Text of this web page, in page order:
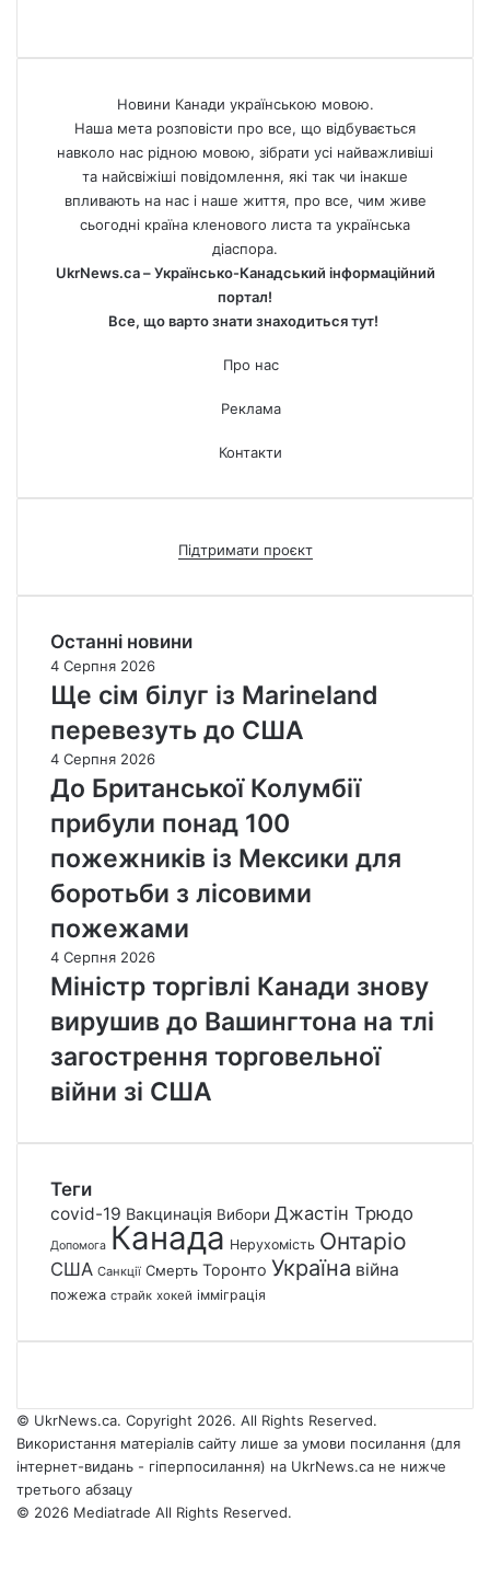
Новини Канади українською мовою.
Наша мета розповісти про все, що відбувається
навколо нас рідною мовою, зібрати усі найважливіші
та найсвіжіші повідомлення, які так чи інакше
впливають на нас і наше життя, про все, чим живе
сьогодні країна кленового листа та українська
діаспора.
UkrNews.ca – Українсько-Канадський інформаційний
портал!
Все, що варто знати знаходиться тут!
Про нас
Реклама
Контакти
Підтримати проєкт
Останні новини
4 Серпня 2026
Ще сім білуг із Marineland
перевезуть до США
4 Серпня 2026
До Британської Колумбії
прибули понад 100
пожежників із Мексики для
боротьби з лісовими
пожежами
4 Серпня 2026
Міністр торгівлі Канади знову
вирушив до Вашингтона на тлі
загострення торговельної
війни зі США
Теги
covid-19 Вакцинація Вибори Джастін Трюдо
Допомога Канада Нерухомість Онтаріо
США Санкції Смерть Торонто Україна війна
пожежа страйк хокей імміграція
© UkrNews.ca. Copyright 2026. All Rights Reserved.
Використання матеріалів сайту лише за умови посилання (для
інтернет-видань - гіперпосилання) на UkrNews.ca не нижче
третього абзацу
© 2026 Mediatrade All Rights Reserved.